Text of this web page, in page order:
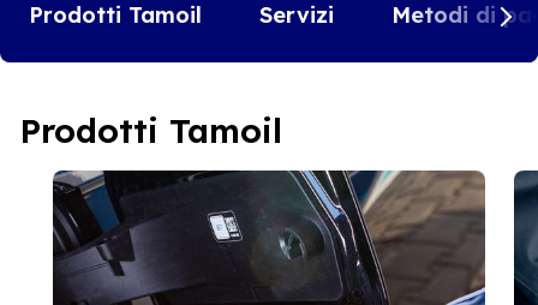
Prodotti Tamoil Servizi Metodi di
Prodotti Tamoil